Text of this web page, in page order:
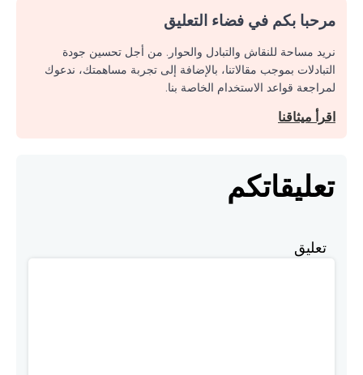
مرحبا بكم في فضاء التعليق
نريد مساحة للنقاش والتبادل والحوار. من أجل تحسين جودة
التبادلات بموجب مقالاتنا، بالإضافة إلى تجربة مساهمتك، ندعوك
لمراجعة قواعد الاستخدام الخاصة بنا.
اقرأ ميثاقنا
تعليقاتكم
تعليق